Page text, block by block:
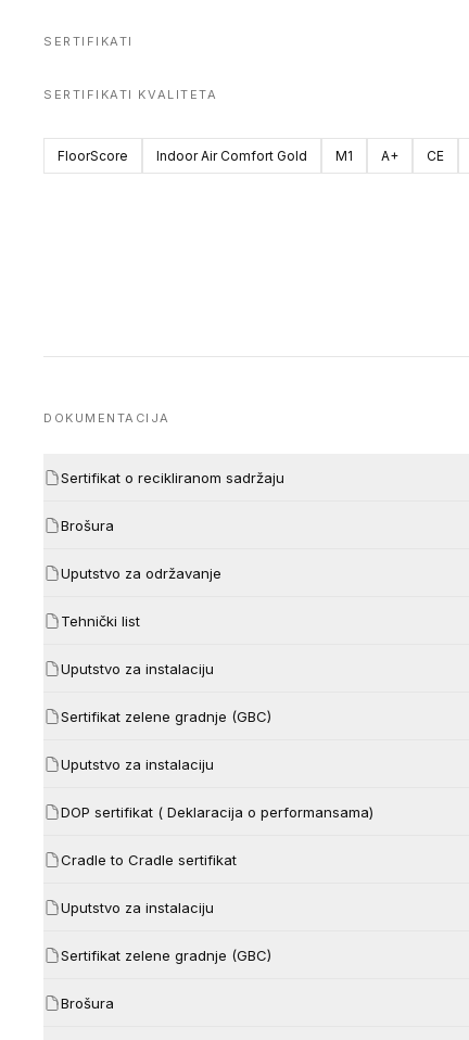
SERTIFIKATI
SERTIFIKATI KVALITETA
FloorScore Indoor Air Comfort Gold M1 A+ CE
DOKUMENTACIJA
Sertifikat o recikliranom sadržaju
Brošura
Uputstvo za održavanje
Tehnički list
Uputstvo za instalaciju
Sertifikat zelene gradnje (GBC)
Uputstvo za instalaciju
DOP sertifikat ( Deklaracija o performansama)
Cradle to Cradle sertifikat
Uputstvo za instalaciju
Sertifikat zelene gradnje (GBC)
Brošura